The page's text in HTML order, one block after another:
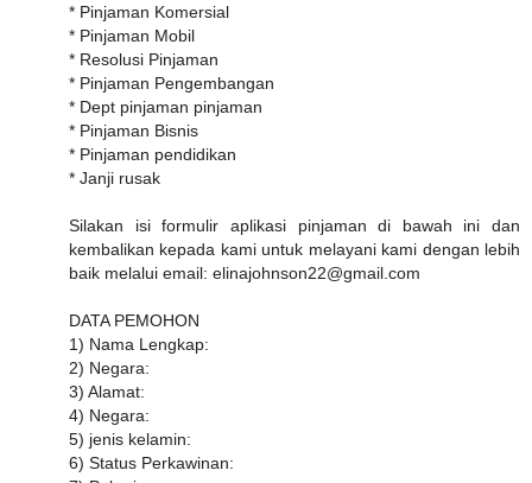
* Pinjaman Komersial
* Pinjaman Mobil
* Resolusi Pinjaman
* Pinjaman Pengembangan
* Dept pinjaman pinjaman
* Pinjaman Bisnis
* Pinjaman pendidikan
* Janji rusak
Silakan isi formulir aplikasi pinjaman di bawah ini dan
kembalikan kepada kami untuk melayani kami dengan lebih
baik melalui email: elinajohnson22@gmail.com
DATA PEMOHON
1) Nama Lengkap:
2) Negara:
3) Alamat:
4) Negara:
5) jenis kelamin:
6) Status Perkawinan: